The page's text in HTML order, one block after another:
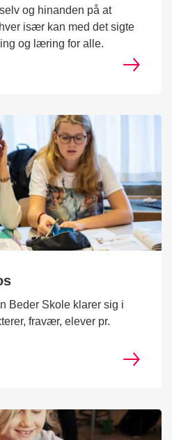
og hinanden på at
især kan med det sigte
og læring for alle.
Beder Skole klarer sig i
fravær, elever pr.